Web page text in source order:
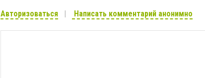
Авторизоваться Написать комментарий анонимно